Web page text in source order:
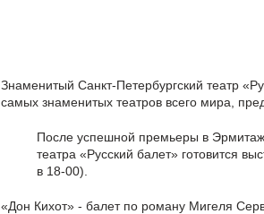
Знаменитый Санкт-Петербургский театр
самых знаменитых театров всего мира,
После успешной премьеры в
театра «Русский балет» готовится
в 18-00).
«Дон Кихот» - балет по роману Мигеля